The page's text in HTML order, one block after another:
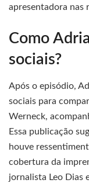
apresentadora nas
Como
sociais?
Após o episódio,
sociais para
Werneck,
Essa publicação
houve
cobertura da
jornalista Leo Dias